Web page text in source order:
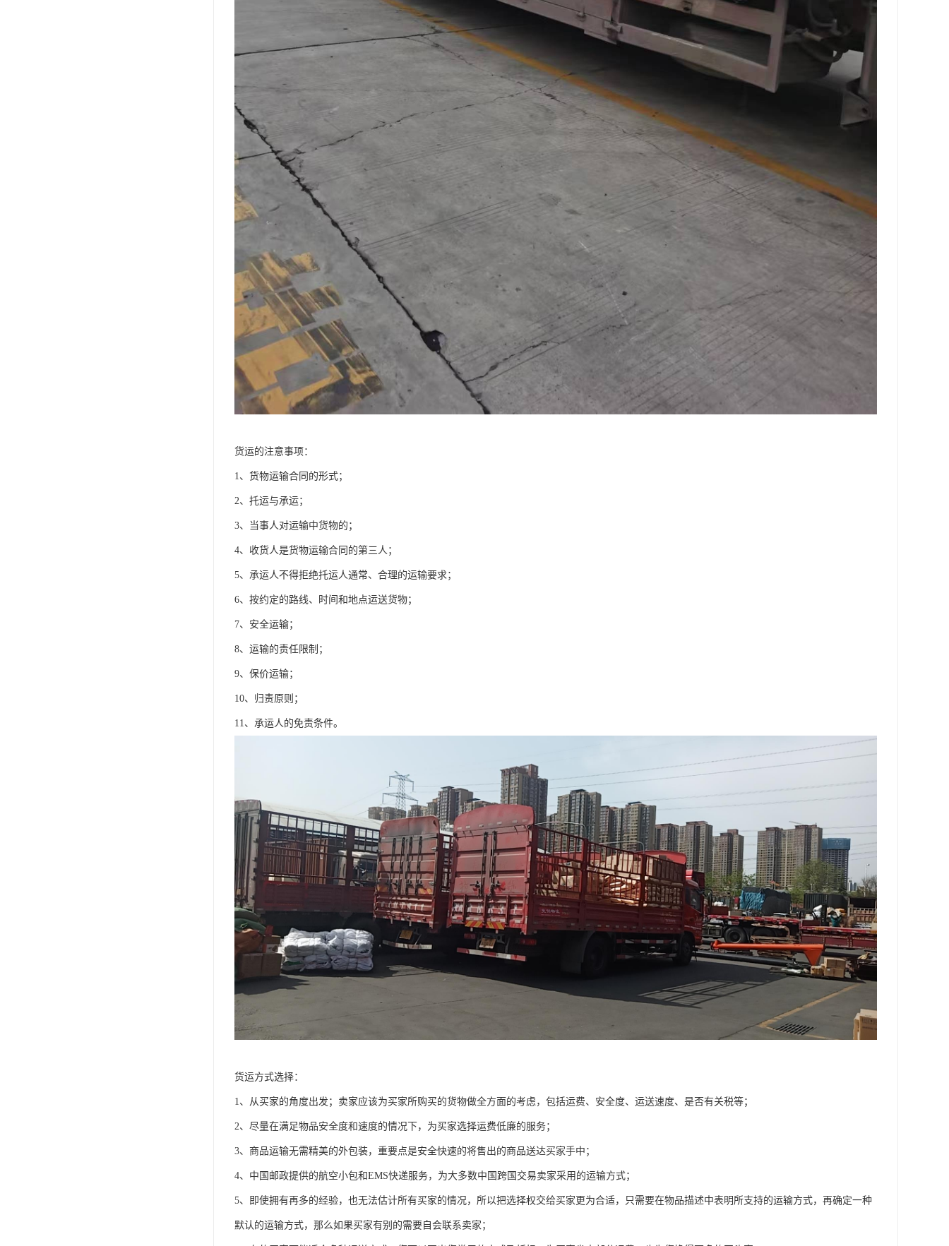
货运的注意事项：
1、货物运输合同的形式；
2、托运与承运；
3、当事人对运输中货物的；
4、收货人是货物运输合同的第三人；
5、承运人不得拒绝托运人通常、合理的运输要求；
6、按约定的路线、时间和地点运送货物；
7、安全运输；
8、运输的责任限制；
9、保价运输；
10、归责原则；
11、承运人的免责条件。
货运方式选择：
1、从买家的角度出发；卖家应该为买家所购买的货物做全方面的考虑，包括运费、安全度、运送速度、是否有关税等；
2、尽量在满足物品安全度和速度的情况下，为买家选择运费低廉的服务；
3、商品运输无需精美的外包装，重要点是安全快速的将售出的商品送达买家手中；
4、中国邮政提供的航空小包和EMS快递服务，为大多数中国跨国交易卖家采用的运输方式；
5、即使拥有再多的经验，也无法估计所有买家的情况，所以把选择权交给买家更为合适，只需要在物品描述中表明所支持的运输方式，再确定一种
默认的运输方式，那么如果买家有别的需要自会联系卖家；